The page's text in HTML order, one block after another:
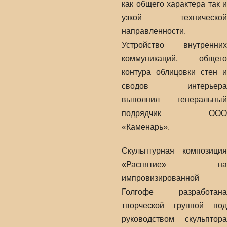
как общего характера так и
узкой технической
направленности.
Устройство внутренних
коммуникаций, общего
контура облицовки стен и
сводов интерьера
выполнил генеральный
подрядчик ООО
«Каменарь».
Скульптурная композиция
«Распятие» на
импровизированной
Голгофе разработана
творческой группой под
руководством скульптора